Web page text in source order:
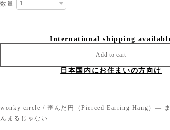
数量
International shipping
Add to cart
日本国内にお住まいの方向け
wonky circle / 歪んだ円（Pierced Earring Hang）— ま
んまるじゃない